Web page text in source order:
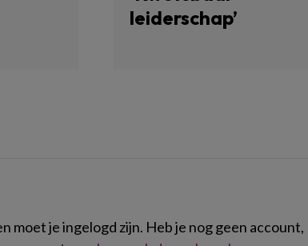
leiderschap’
moet je ingelogd zijn. Heb je nog geen account,